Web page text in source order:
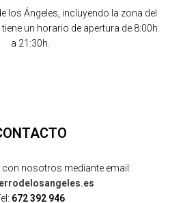
los Ángeles, incluyendo la zona del
un horario de apertura de 8:00h.
a 21:30h.
nosotros mediante email:
672 392 946